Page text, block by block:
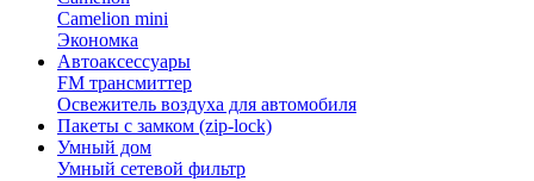
Camelion mini
Экономка
Автоаксессуары
FM трансмиттер
Освежитель воздуха для автомобиля
Пакеты с замком (zip-lock)
Умный дом
Умный сетевой фильтр